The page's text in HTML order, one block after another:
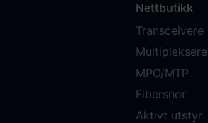
Nettbutikk
Transceivere
Multipleksere
MPO/MTP
Fibersnor
Aktivt utstyr